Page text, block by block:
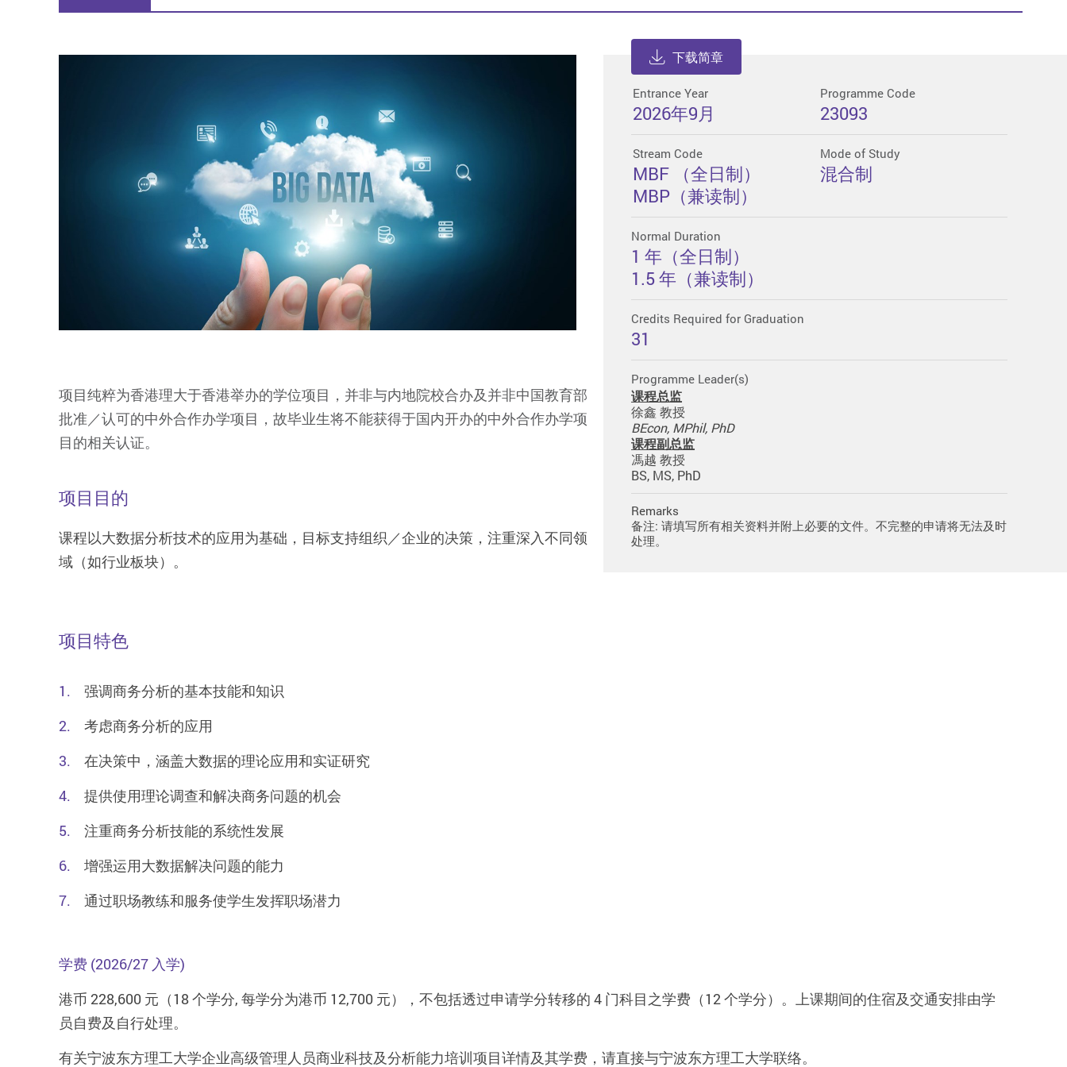
下载简章
Entrance Year
2026年9月
Programme Code
23093
Stream Code
MBF （全日制）
MBP（兼读制）
Mode of Study
混合制
Normal Duration
1 年（全日制）
1.5 年（兼读制）
Credits Required for Graduation
31
Programme Leader(s)
课程总监
徐鑫 教授
BEcon, MPhil, PhD
课程副总监
馮越 教授
BS, MS, PhD
Remarks
备注: 请填写所有相关资料并附上必要的文件。不完整的申请将无法及时
处理。
项目纯粹为香港理大于香港举办的学位项目，并非与内地院校合办及并非中国教育部
批准／认可的中外合作办学项目，故毕业生将不能获得于国内开办的中外合作办学项
目的相关认证。
项目目的
课程以大数据分析技术的应用为基础，目标支持组织／企业的决策，注重深入不同领
域（如行业板块）。
项目特色
强调商务分析的基本技能和知识
考虑商务分析的应用
在决策中，涵盖大数据的理论应用和实证研究
提供使用理论调查和解决商务问题的机会
注重商务分析技能的系统性发展
增强运用大数据解决问题的能力
通过职场教练和服务使学生发挥职场潜力
学费 (2026/27 入学)
港币 228,600 元（18 个学分, 每学分为港币 12,700 元），不包括透过申请学分转移的 4 门科目之学费（12 个学分）。上课期间的住宿及交通安排由学
员自费及自行处理。
有关宁波东方理工大学企业高级管理人员商业科技及分析能力培训项目详情及其学费，请直接与宁波东方理工大学联络。